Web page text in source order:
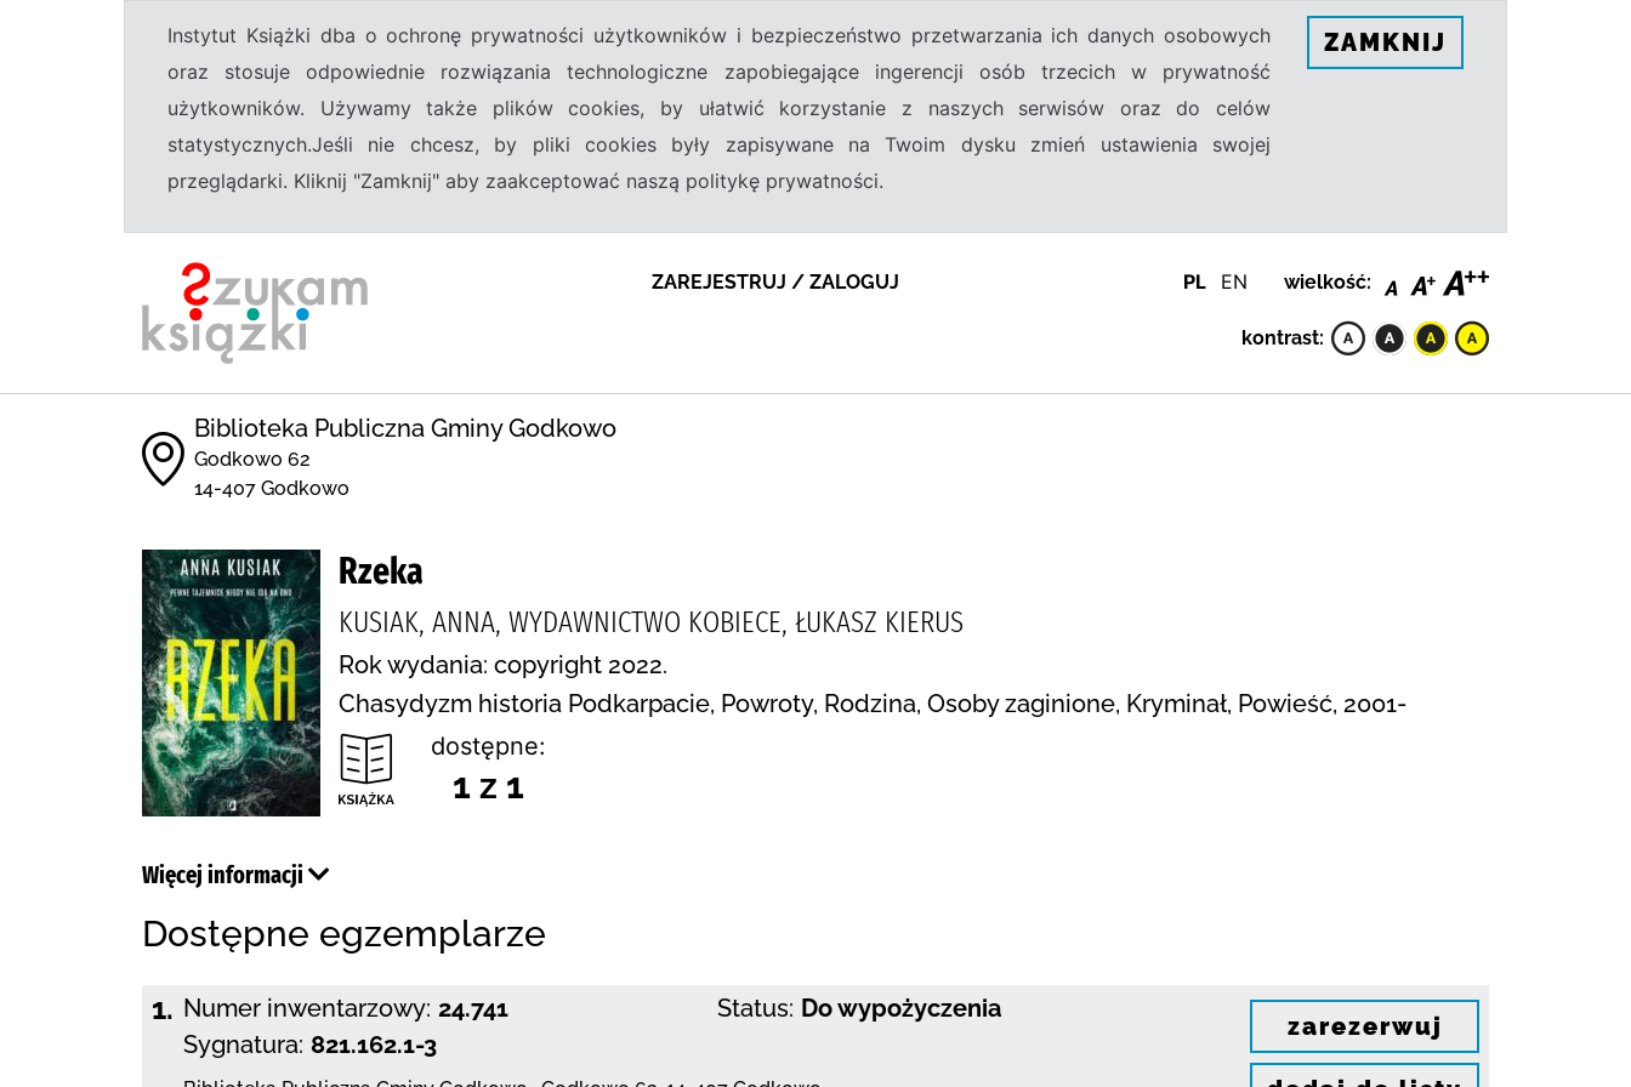
Instytut Książki dba o ochronę prywatności użytkowników i bezpieczeństwo przetwarzania ich danych osobowych
oraz stosuje odpowiednie rozwiązania technologiczne zapobiegające ingerencji osób trzecich w prywatność
użytkowników. Używamy także plików cookies, by ułatwić korzystanie z naszych serwisów oraz do celów
statystycznych.Jeśli nie chcesz, by pliki cookies były zapisywane na Twoim dysku zmień ustawienia swojej
przeglądarki. Kliknij "Zamknij" aby zaakceptować naszą politykę prywatności.
ZAMKNIJ
ZAREJESTRUJ / ZALOGUJ PL EN wielkość:
kontrast:
Biblioteka Publiczna Gminy Godkowo
Godkowo 62
14-407 Godkowo
Rzeka
KUSIAK, ANNA, WYDAWNICTWO KOBIECE, ŁUKASZ KIERUS
Rok wydania: copyright 2022.
Chasydyzm historia Podkarpacie, Powroty, Rodzina, Osoby zaginione, Kryminał, Powieść, 2001-
dostępne:
1 z 1
Więcej informacji
Dostępne egzemplarze
1. Numer inwentarzowy: 24.741
Sygnatura: 821.162.1-3
Status: Do wypożyczenia
zarezerwuj